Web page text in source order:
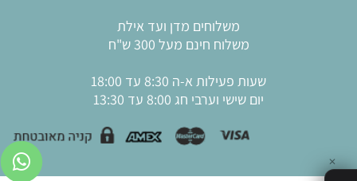
משלוחים מדן ועד אילת
משלוח חינם מעל 300 ש"ח
שעות פעילות א-ה 8:30 עד 18:00
יום שישי וערבי חג 8:00 עד 13:30
✕